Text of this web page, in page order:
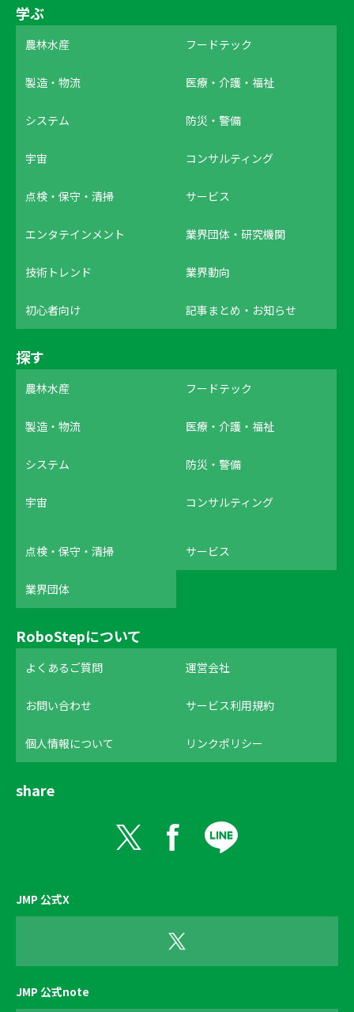
学ぶ
農林水産 フードテック
製造・物流 医療・介護・福祉
システム 防災・警備
宇宙 コンサルティング
点検・保守・清掃 サービス
エンタテインメント 業界団体・研究機関
技術トレンド 業界動向
初心者向け 記事まとめ・お知らせ
探す
農林水産 フードテック
製造・物流 医療・介護・福祉
システム 防災・警備
宇宙 コンサルティング
点検・保守・清掃 サービス
業界団体
RoboStepについて
よくあるご質問 運営会社
お問い合わせ サービス利用規約
個人情報について リンクポリシー
share
JMP 公式X
JMP 公式note